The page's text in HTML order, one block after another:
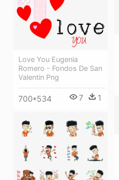
Love You Eugenia
Romero - Fondos De San
Valentin Png
700*534 7 1